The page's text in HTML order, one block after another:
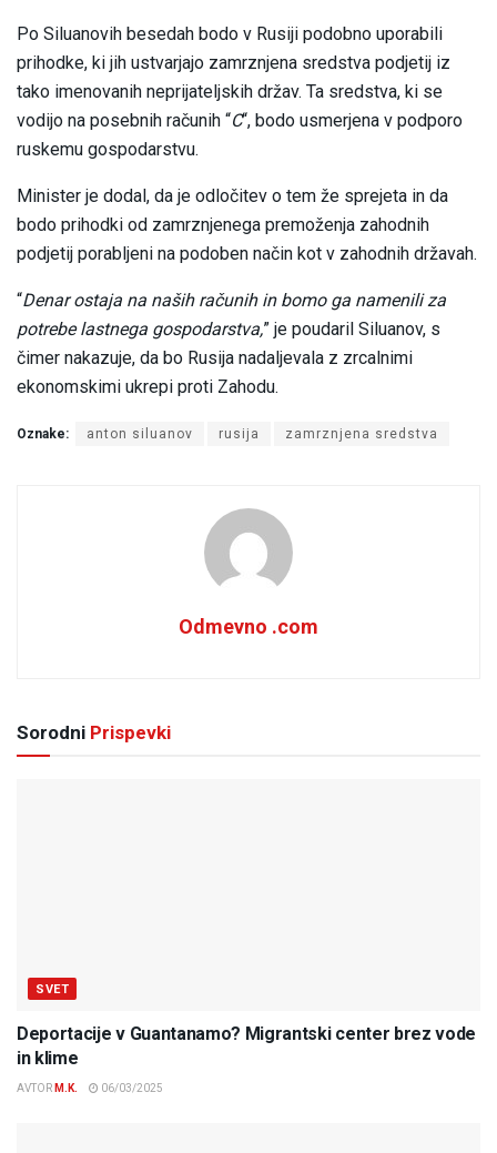
Po Siluanovih besedah bodo v Rusiji podobno uporabili
prihodke, ki jih ustvarjajo zamrznjena sredstva podjetij iz
tako imenovanih neprijateljskih držav. Ta sredstva, ki se
vodijo na posebnih računih “C“, bodo usmerjena v podporo
ruskemu gospodarstvu.
Minister je dodal, da je odločitev o tem že sprejeta in da
bodo prihodki od zamrznjenega premoženja zahodnih
podjetij porabljeni na podoben način kot v zahodnih državah.
“Denar ostaja na naših računih in bomo ga namenili za
potrebe lastnega gospodarstva,” je poudaril Siluanov, s
čimer nakazuje, da bo Rusija nadaljevala z zrcalnimi
ekonomskimi ukrepi proti Zahodu.
Oznake: anton siluanov rusija zamrznjena sredstva
Odmevno .com
Sorodni Prispevki
SVET
Deportacije v Guantanamo? Migrantski center brez vode
in klime
AVTOR M.K. 06/03/2025